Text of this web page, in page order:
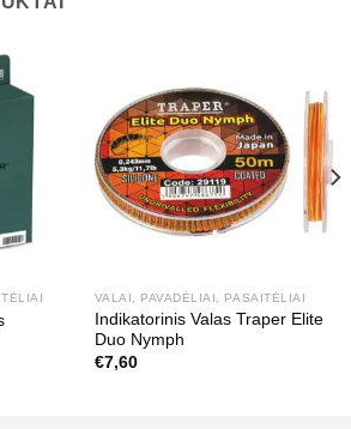
VALAI, PAVADĖLIAI, PASAITĖLIAI
Indikatorinis Valas Traper Elite
Duo Nymph
€7,60